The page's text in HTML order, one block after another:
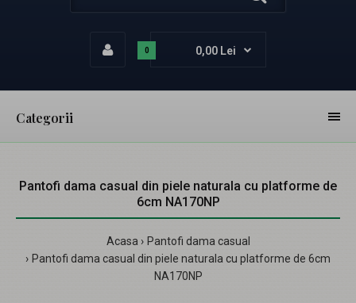
0 0,00 Lei
Categorii
Pantofi dama casual din piele naturala cu platforme de
6cm NA170NP
Acasa
Pantofi dama casual
Pantofi dama casual din piele naturala cu platforme de 6cm
NA170NP